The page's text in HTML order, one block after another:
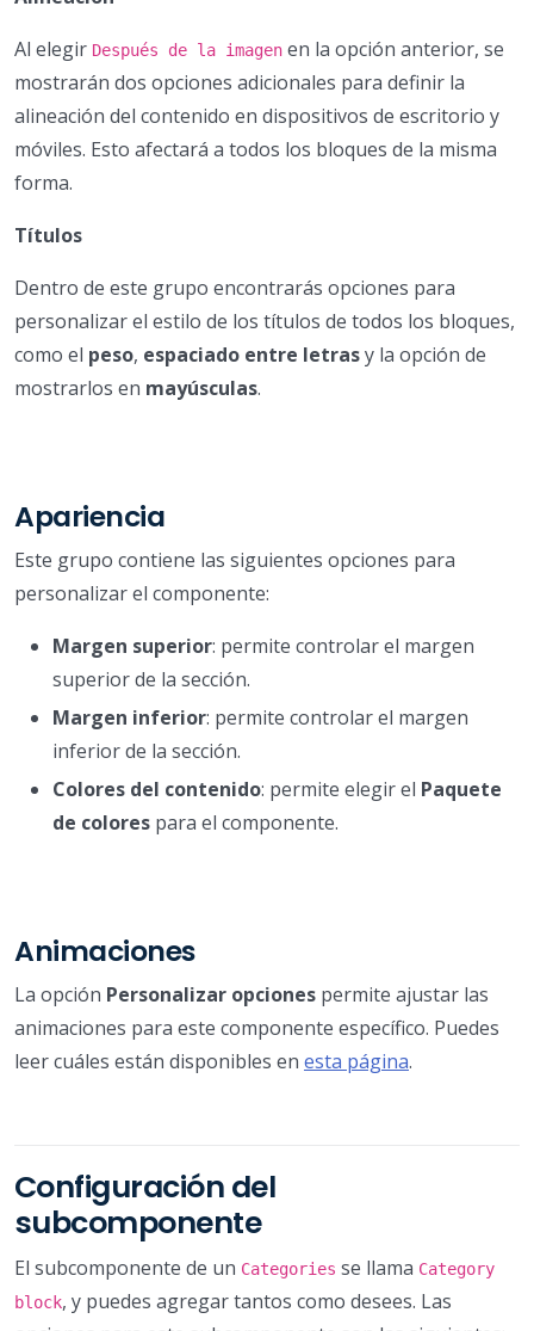
Al elegir Después de la imagen en la opción anterior, se
mostrarán dos opciones adicionales para definir la
alineación del contenido en dispositivos de escritorio y
móviles. Esto afectará a todos los bloques de la misma
forma.
Títulos
Dentro de este grupo encontrarás opciones para
personalizar el estilo de los títulos de todos los bloques,
como el peso, espaciado entre letrasy la opción de
mostrarlos en mayúsculas.
Apariencia
Este grupo contiene las siguientes opciones para
personalizar el componente:
Margen superior: permite controlar el margen
superior de la sección.
Margen inferior: permite controlar el margen
inferior de la sección.
Colores del contenido: permite elegir el Paquete
de colores para el componente.
Animaciones
La opción Personalizar opciones permite ajustar las
animaciones para este componente específico. Puedes
leer cuáles están disponibles en esta página.
Configuración del
subcomponente
El subcomponente de un Categories se llama Category
block, y puedes agregar tantos como desees. Las